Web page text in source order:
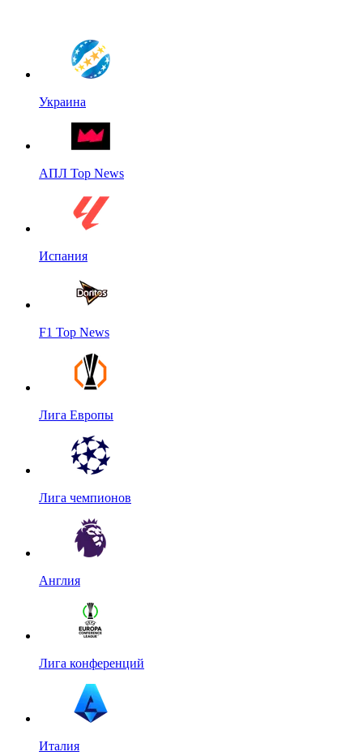
Украина
АПЛ Top News
Испания
F1 Top News
Лига Европы
Лига чемпионов
Англия
Лига конференций
Италия